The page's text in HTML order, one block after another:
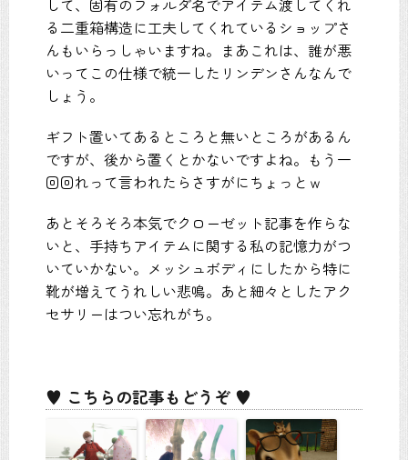
して、固有のフォルダ名でアイテム渡してくれ
る二重箱構造に工夫してくれているショップさ
んもいらっしゃいますね。まあこれは、誰が悪
いってこの仕様で統一したリンデンさんなんで
しょう。
ギフト置いてあるところと無いところがあるん
ですが、後から置くとかないですよね。もう一
回回れって言われたらさすがにちょっとｗ
あとそろそろ本気でクローゼット記事を作らな
いと、手持ちアイテムに関する私の記憶力がつ
いていかない。メッシュボディにしたから特に
靴が増えてうれしい悲鳴。あと細々としたアク
セサリーはつい忘れがち。
♥ こちらの記事もどうぞ ♥